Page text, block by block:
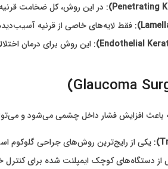
: در این روش، کل ضخامت قرنیه
: فقط لایه‌های خاصی از قرنیه
: این روش برای درمان
باعث افزایش فشار داخل چشمی می‌شود و
: یکی از رایج‌ترین روش‌های جراحی گلوکوم
از دستگاه‌های کوچک ایمپلنت شده برای